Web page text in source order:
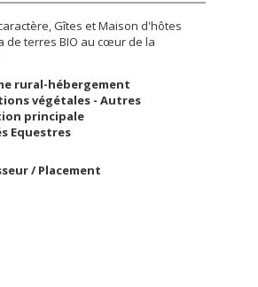
Gîtes et Maison d'hôtes
de terres BIO au cœur de la
rural-hébergement
végétales - Autres
principale
Equestres
/ Placement